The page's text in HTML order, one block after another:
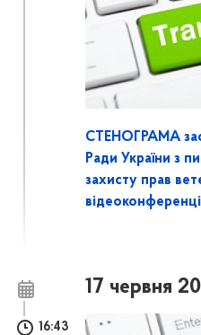
СТЕНОГРАМА
Ради України з
захисту прав
17 червня
16:43